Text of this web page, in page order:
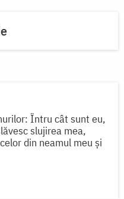
Întru cât sunt eu,
slujirea mea,
din neamul meu și